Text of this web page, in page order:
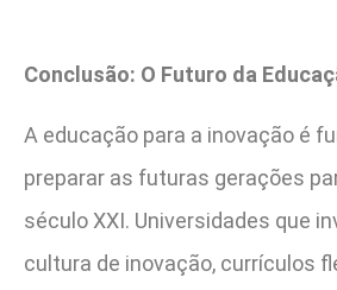
Conclusão: O Futuro da
A educação para a inovação é
preparar as futuras gerações
século XXI. Universidades que
cultura de inovação, currículos